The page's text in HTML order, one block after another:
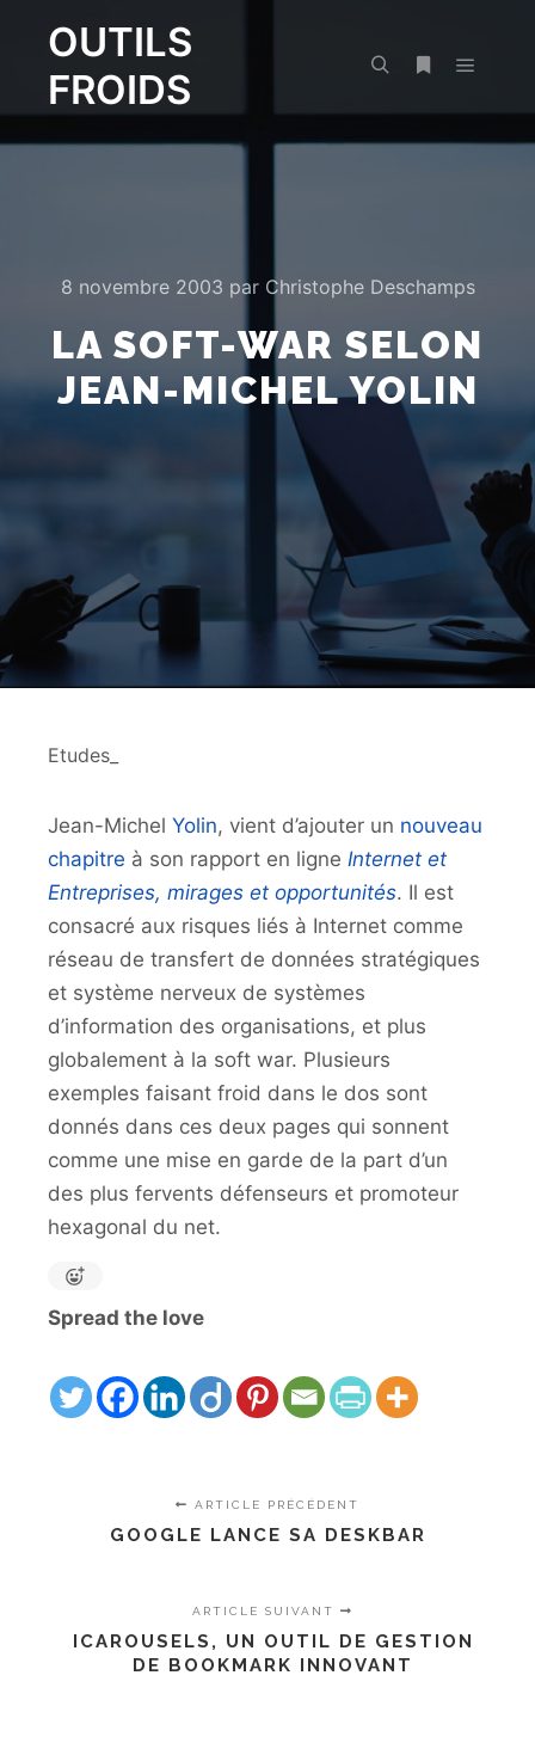
OUTILS
FROIDS
8 novembre 2003 par Christophe Deschamps
LA SOFT-WAR SELON
JEAN-MICHEL YOLIN
Etudes_
Jean-Michel Yolin, vient d’ajouter un nouveau
chapitre à son rapport en ligne Internet et
Entreprises, mirages et opportunités. Il est
consacré aux risques liés à Internet comme
réseau de transfert de données stratégiques
et système nerveux de systèmes
d’information des organisations, et plus
globalement à la soft war. Plusieurs
exemples faisant froid dans le dos sont
donnés dans ces deux pages qui sonnent
comme une mise en garde de la part d’un
des plus fervents défenseurs et promoteur
hexagonal du net.
Spread the love
ARTICLE PRÉCÉDENT
GOOGLE LANCE SA DESKBAR
ARTICLE SUIVANT
ICAROUSELS, UN OUTIL DE GESTION
DE BOOKMARK INNOVANT